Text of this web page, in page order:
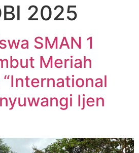
2025
SMAN 1
Meriah
Ijen